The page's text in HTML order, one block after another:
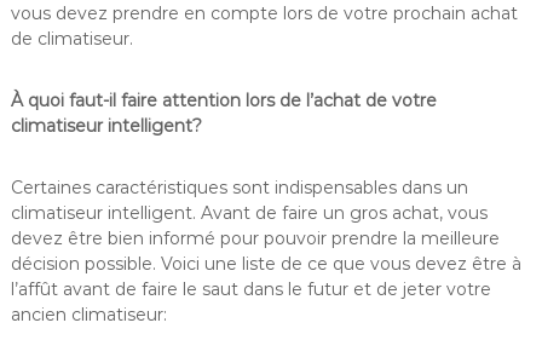
vous devez prendre en compte lors de votre prochain achat
de climatiseur.
À quoi faut-il faire attention lors de l’achat de votre
climatiseur intelligent?
Certaines caractéristiques sont indispensables dans un
climatiseur intelligent. Avant de faire un gros achat, vous
devez être bien informé pour pouvoir prendre la meilleure
décision possible. Voici une liste de ce que vous devez être à
l’affût avant de faire le saut dans le futur et de jeter votre
ancien climatiseur: